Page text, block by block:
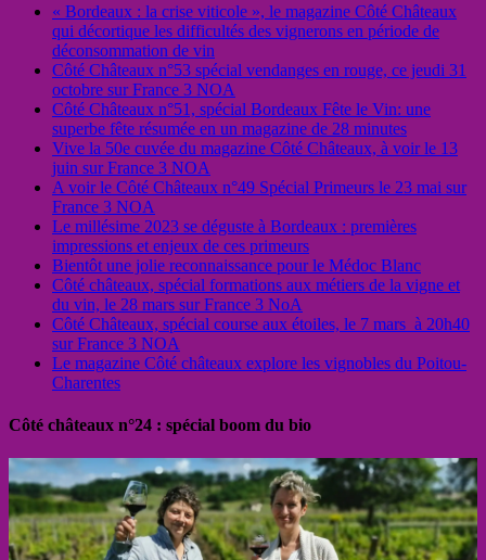
« Bordeaux : la crise viticole », le magazine Côté Châteaux
qui décortique les difficultés des vignerons en période de
déconsommation de vin
Côté Châteaux n°53 spécial vendanges en rouge, ce jeudi 31
octobre sur France 3 NOA
Côté Châteaux n°51, spécial Bordeaux Fête le Vin: une
superbe fête résumée en un magazine de 28 minutes
Vive la 50e cuvée du magazine Côté Châteaux, à voir le 13
juin sur France 3 NOA
A voir le Côté Châteaux n°49 Spécial Primeurs le 23 mai sur
France 3 NOA
Le millésime 2023 se déguste à Bordeaux : premières
impressions et enjeux de ces primeurs
Bientôt une jolie reconnaissance pour le Médoc Blanc
Côté châteaux, spécial formations aux métiers de la vigne et
du vin, le 28 mars sur France 3 NoA
Côté Châteaux, spécial course aux étoiles, le 7 mars à 20h40
sur France 3 NOA
Le magazine Côté châteaux explore les vignobles du Poitou-
Charentes
Côté châteaux n°24 : spécial boom du bio